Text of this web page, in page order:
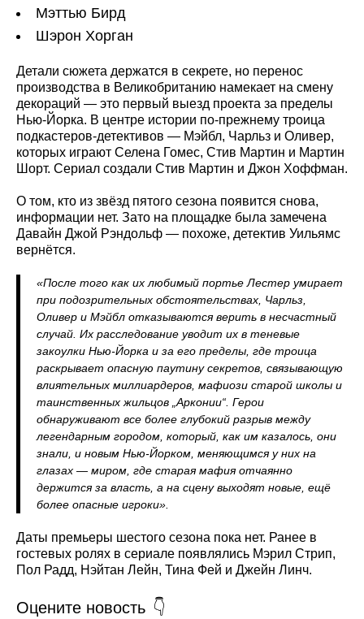
Мэттью Бирд
Шэрон Хорган
Детали сюжета держатся в секрете, но перенос
производства в Великобританию намекает на смену
декораций — это первый выезд проекта за пределы
Нью‑Йорка. В центре истории по‑прежнему троица
подкастеров‑детективов — Мэйбл, Чарльз и Оливер,
которых играют Селена Гомес, Стив Мартин и Мартин
Шорт. Сериал создали Стив Мартин и Джон Хоффман.
О том, кто из звёзд пятого сезона появится снова,
информации нет. Зато на площадке была замечена
Давайн Джой Рэндольф — похоже, детектив Уильямс
вернётся.
«После того как их любимый портье Лестер умирает
при подозрительных обстоятельствах, Чарльз,
Оливер и Мэйбл отказываются верить в несчастный
случай. Их расследование уводит их в теневые
закоулки Нью‑Йорка и за его пределы, где троица
раскрывает опасную паутину секретов, связывающую
влиятельных миллиардеров, мафиози старой школы и
таинственных жильцов „Арконии“. Герои
обнаруживают все более глубокий разрыв между
легендарным городом, который, как им казалось, они
знали, и новым Нью‑Йорком, меняющимся у них на
глазах — миром, где старая мафия отчаянно
держится за власть, а на сцену выходят новые, ещё
более опасные игроки».
Даты премьеры шестого сезона пока нет. Ранее в
гостевых ролях в сериале появлялись Мэрил Стрип,
Пол Радд, Нэйтан Лейн, Тина Фей и Джейн Линч.
Оцените новость